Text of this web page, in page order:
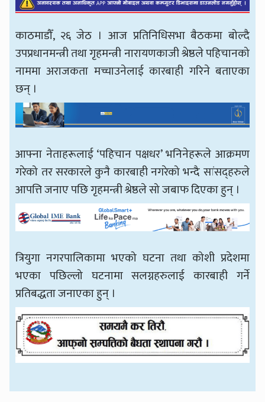
काठमाडौँ, २६ जेठ । आज प्रतिनिधिसभा बैठकमा बोल्दै
उपप्रधानमन्त्री तथा गृहमन्त्री नारायणकाजी श्रेष्ठले पहिचानको
नाममा अराजकता मच्चाउनेलाई कारबाही गरिने बताएका
छन् ।
आफ्ना नेताहरूलाई ‘पहिचान पक्षधर’ भनिनेहरूले आक्रमण
गरेको तर सरकारले कुनै कारबाही नगरेको भन्दै सांसद्हरुले
आपत्ति जनाए पछि गृहमन्त्री श्रेष्ठले सो जबाफ दिएका हुन् ।
त्रियुगा नगरपालिकामा भएको घटना तथा कोशी प्रदेशमा
भएका पछिल्लो घटनामा सलग्नहरुलाई कारबाही गर्ने
प्रतिबद्धता जनाएका हुन् ।